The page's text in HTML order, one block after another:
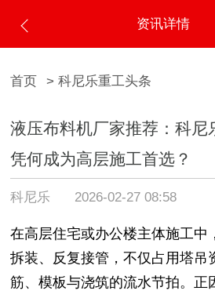
资讯详情
首页 > 科尼乐重工头条
液压布料机厂家推荐：科尼
凭何成为高层施工首选？
科尼乐 2026-02-27 08:58
在高层住宅或办公楼主体施工中
拆装、反复接管，不仅占用塔吊
筋、模板与浇筑的流水节拍。正